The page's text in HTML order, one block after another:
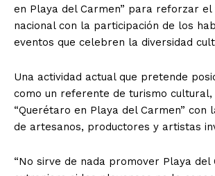
en Playa del Carmen” para reforzar el
nacional con la participación de los
eventos que celebren la diversidad
Una actividad actual que pretende
como un referente de turismo cultural,
“Querétaro en Playa del Carmen” con
de artesanos, productores y artistas
“No sirve de nada promover Playa del